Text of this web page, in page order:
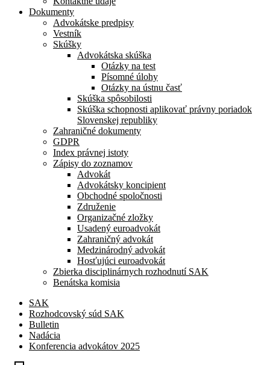
Dokumenty
Advokátske predpisy
Vestník
Skúšky
Advokátska skúška
Otázky na test
Písomné úlohy
Otázky na ústnu časť
Skúška spôsobilosti
Skúška schopnosti aplikovať právny poriadok
Slovenskej republiky
Zahraničné dokumenty
GDPR
Index právnej istoty
Zápisy do zoznamov
Advokát
Advokátsky koncipient
Obchodné spoločnosti
Združenie
Organizačné zložky
Usadený euroadvokát
Zahraničný advokát
Medzinárodný advokát
Hosťujúci euroadvokát
Zbierka disciplinárnych rozhodnutí SAK
Benátska komisia
SAK
Rozhodcovský súd SAK
Bulletin
Nadácia
Konferencia advokátov 2025